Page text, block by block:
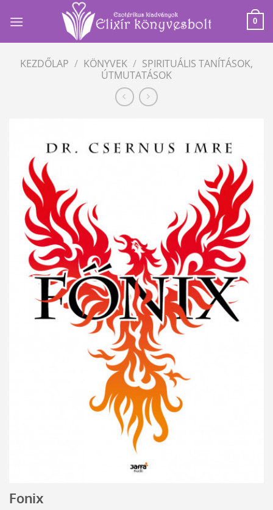
0
KEZDŐLAP / KÖNYVEK / SPIRITUÁLIS TANÍTÁSOK,
ÚTMUTATÁSOK
Fonix